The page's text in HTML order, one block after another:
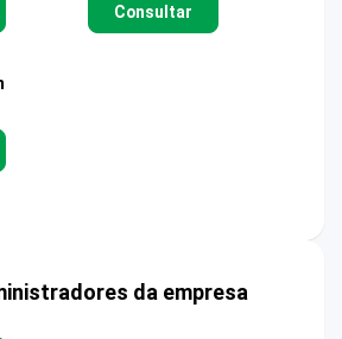
Consultar
da empresa